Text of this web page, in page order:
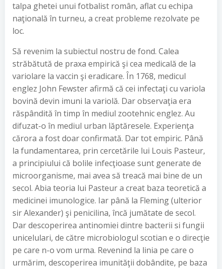
talpa ghetei unui fotbalist român, aflat cu echipa
naţională în turneu, a creat probleme rezolvate pe
loc.
Să revenim la subiectul nostru de fond. Calea
străbătută de praxa empirică şi cea medicală de la
variolare la vaccin şi eradicare. În 1768, medicul
englez John Fewster afirmă că cei infectaţi cu variola
bovină devin imuni la variolă. Dar observaţia era
răspândită în timp în mediul zootehnic englez. Au
difuzat-o în mediul urban lăptăresele. Experienţa
cărora a fost doar confirmată. Dar tot empiric. Până
la fundamentarea, prin cercetările lui Louis Pasteur,
a principiului că bolile infecţioase sunt generate de
microorganisme, mai avea să treacă mai bine de un
secol. Abia teoria lui Pasteur a creat baza teoretică a
medicinei imunologice. Iar până la Fleming (ulterior
sir Alexander) şi penicilina, încă jumătate de secol.
Dar descoperirea antinomiei dintre bacterii si fungii
unicelulari, de către microbiologul scotian e o direcţie
pe care n-o vom urma. Revenind la linia pe care o
urmărim, descoperirea imunităţii dobândite, pe baza